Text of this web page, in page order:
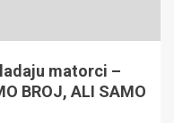
matorci –
BROJ, ALI SAMO